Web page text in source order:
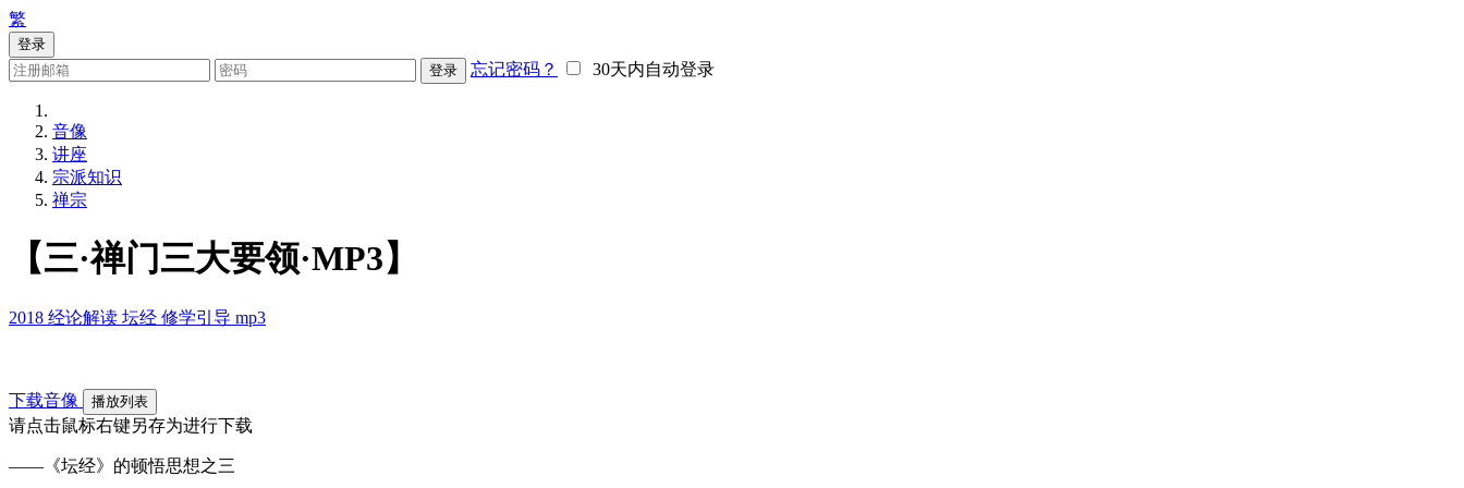
繁
登录
登录
忘记密码？ 30天内自动登录
音像
讲座
宗派知识
禅宗
【三·禅门三大要领·MP3】
2018 经论解读 坛经 修学引导 mp3
下载音像 播放列表
请点击鼠标右键另存为进行下载
——《坛经》的顿悟思想之三